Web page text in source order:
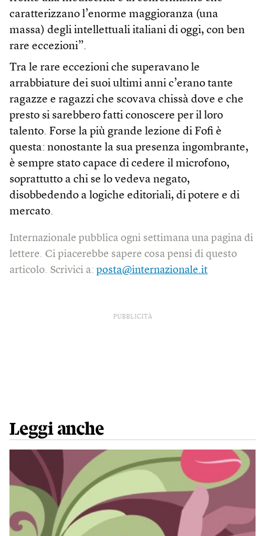
caratterizzano l’enorme maggioranza (una
massa) degli intellettuali italiani di oggi, con ben
rare eccezioni”.
Tra le rare eccezioni che superavano le
arrabbiature dei suoi ultimi anni c’erano tante
ragazze e ragazzi che scovava chissà dove e che
presto si sarebbero fatti conoscere per il loro
talento. Forse la più grande lezione di Fofi è
questa: nonostante la sua presenza ingombrante,
è sempre stato capace di cedere il microfono,
soprattutto a chi se lo vedeva negato,
disobbedendo a logiche editoriali, di potere e di
mercato.
Internazionale pubblica ogni settimana una pagina di
lettere. Ci piacerebbe sapere cosa pensi di questo
articolo. Scrivici a: posta@internazionale.it
PUBBLICITÀ
Leggi anche